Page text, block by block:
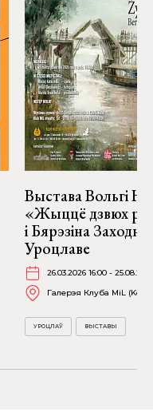
Выстава Вольгі
«Жыццё дзвюх
і Бярэзіна
Уроцлаве
26.03.2026 16:00 -
Галерэя Клуба MiL
УРОЦЛАЎ ВЫСТАВЫ